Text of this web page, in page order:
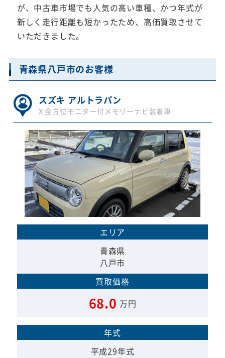
が、中古車市場でも人気の高い車種、かつ年式が
新しく走行距離も短かったため、高価買取させて
いただきました。
青森県八戸市のお客様
スズキ アルトラパン
X 全方位モニター付メモリーナビ装着車
エリア
青森県
八戸市
買取価格
68.0 万円
年式
平成29年式